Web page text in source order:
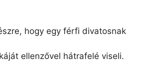
hogy egy férfi divatosnak
ellenzővel hátrafelé viseli.